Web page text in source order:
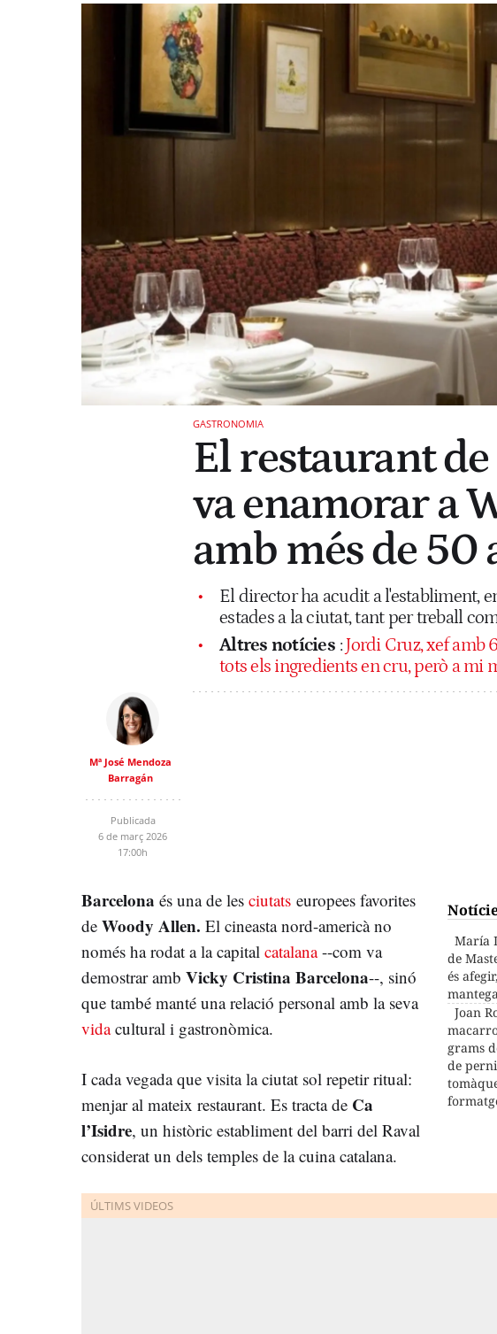
GASTRONOMIA
El restaurant
va enamorar a
amb més de
El director ha acudit a l'establiment,
estades a la ciutat, tant per treball
Altres notícies : Jordi Cruz, xef amb
tots els ingredients en cru, però a mi
Mª José Mendoza
Barragán
Publicada
6 de març 2026
17:00h
María
de
és
Joan
grams
de
Barcelona és una de les ciutats europees favorites
de Woody Allen. El cineasta nord-americà no
només ha rodat a la capital catalana--com va
demostrar amb Vicky Cristina Barcelona--, sinó
que també manté una relació personal amb la seva
vidacultural i gastronòmica.
I cada vegada que visita la ciutat sol repetir ritual:
menjar al mateix restaurant. Es tracta de Ca
l’Isidre, un històric establiment del barri del Raval
considerat un dels temples de la cuina catalana.